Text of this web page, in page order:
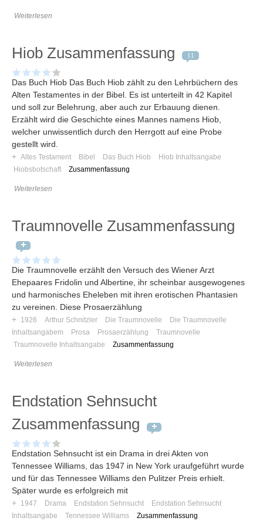
Weiterlesen
Hiob Zusammenfassung 11
Das Buch Hiob Das Buch Hiob zählt zu den Lehrbüchern des
Alten Testamentes in der Bibel. Es ist unterteilt in 42 Kapitel
und soll zur Belehrung, aber auch zur Erbauung dienen.
Erzählt wird die Geschichte eines Mannes namens Hiob,
welcher unwissentlich durch den Herrgott auf eine Probe
gestellt wird.
+ Altes Testament Bibel Das Buch Hiob
Hiob Inhaltsangabe
Hiobsbotschaft
Zusammenfassung
Weiterlesen
Traumnovelle Zusammenfassung
Die Traumnovelle erzählt den Versuch des Wiener Arzt
Ehepaares Fridolin und Albertine, ihr scheinbar ausgewogenes
und harmonisches Eheleben mit ihren erotischen Phantasien
zu vereinen. Diese Prosaerzählung
+ 1926 Arthur Schnitzler Die Traumnovelle
Die Traumnovelle
Inhaltsangabem
Prosa Prosaerzählung
Traumnovelle
Traumnovelle Inhaltsangabe
Zusammenfassung
Weiterlesen
Endstation Sehnsucht
Zusammenfassung
Endstation Sehnsucht ist ein Drama in drei Akten von
Tennessee Williams, das 1947 in New York uraufgeführt wurde
und für das Tennessee Williams den Pulitzer Preis erhielt.
Später wurde es erfolgreich mit
+ 1947 Drama Endstation Sehnsucht
Endstation Sehnsucht
Inhaltsangabe
Tennessee Williams Zusammenfassung